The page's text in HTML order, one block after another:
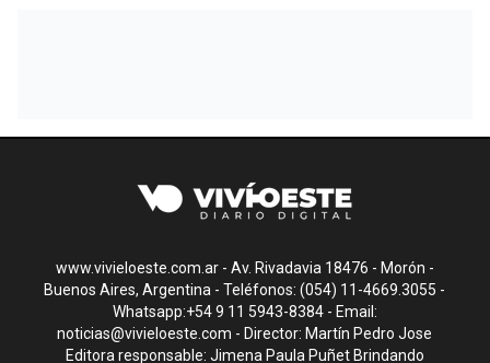
www.vivieloeste.com.ar - Av. Rivadavia 18476 - Morón -
Buenos Aires, Argentina - Teléfonos: (054) 11-4669.3055 -
Whatsapp:+54 9 11 5943-8384 - Email:
noticias@vivieloeste.com - Director: Martín Pedro Jose
Editora responsable: Jimena Paula Puñet Brindando